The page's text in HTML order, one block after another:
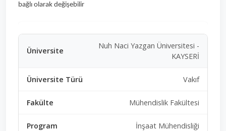
bağlı olarak değişebilir
Nuh Naci Yazgan Üniversitesi -
KAYSERİ
Vakıf
Mühendislik Fakültesi
İnşaat Mühendisliği